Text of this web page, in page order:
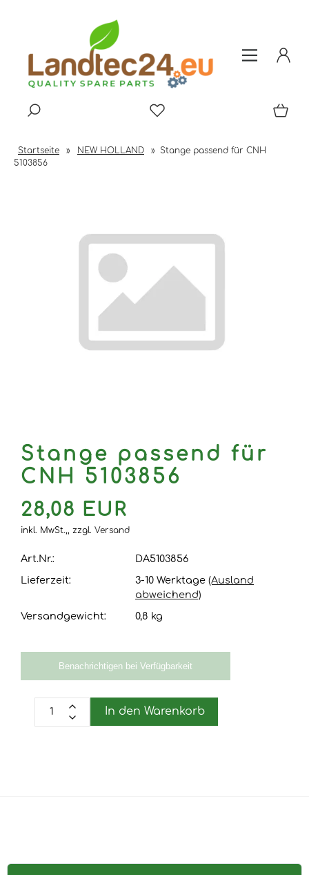
Startseite » NEW HOLLAND » Stange passend für CNH
5103856
Stange passend für
CNH 5103856
28,08 EUR
inkl. MwSt.,, zzgl. Versand
Art.Nr.:
DA5103856
Lieferzeit:
3-10 Werktage (Ausland
abweichend)
Versandgewicht:
0,8 kg
Benachrichtigen bei Verfügbarkeit
In den Warenkorb